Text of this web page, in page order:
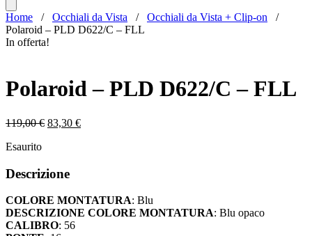
Home / Occhiali da Vista / Occhiali da Vista + Clip-on /
Polaroid – PLD D622/C – FLL
In offerta!
Polaroid – PLD D622/C – FLL
119,00€ Il
119,00 €.
83,30 €Il
Esaurito
Descrizione
COLORE MONTATURA: Blu
DESCRIZIONE COLORE MONTATURA: Blu opaco
CALIBRO: 56